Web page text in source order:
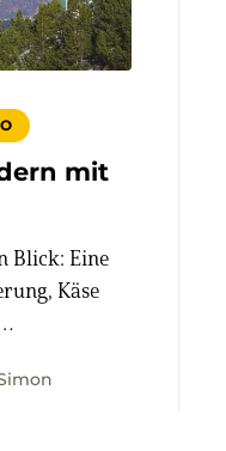
mit
Blick: Eine
Käse